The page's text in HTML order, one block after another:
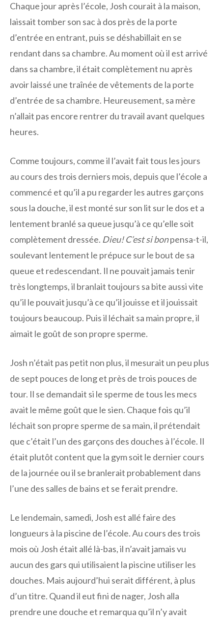
Chaque jour après l’école, Josh courait à la maison,
laissait tomber son sac à dos près de la porte
d’entrée en entrant, puis se déshabillait en se
rendant dans sa chambre. Au moment où il est arrivé
dans sa chambre, il était complètement nu après
avoir laissé une traînée de vêtements de la porte
d’entrée de sa chambre. Heureusement, sa mère
n’allait pas encore rentrer du travail avant quelques
heures.
Comme toujours, comme il l’avait fait tous les jours
au cours des trois derniers mois, depuis que l’école a
commencé et qu’il a pu regarder les autres garçons
sous la douche, il est monté sur son lit sur le dos et a
lentement branlé sa queue jusqu’à ce qu’elle soit
complètement dressée. Dieu! C’est si bonpensa-t-il,
soulevant lentement le prépuce sur le bout de sa
queue et redescendant. Il ne pouvait jamais tenir
très longtemps, il branlait toujours sa bite aussi vite
qu’il le pouvait jusqu’à ce qu’il jouisse et il jouissait
toujours beaucoup. Puis il léchait sa main propre, il
aimait le goût de son propre sperme.
Josh n’était pas petit non plus, il mesurait un peu plus
de sept pouces de long et près de trois pouces de
tour. Il se demandait si le sperme de tous les mecs
avait le même goût que le sien. Chaque fois qu’il
léchait son propre sperme de sa main, il prétendait
que c’était l’un des garçons des douches à l’école. Il
était plutôt content que la gym soit le dernier cours
de la journée ou il se branlerait probablement dans
l’une des salles de bains et se ferait prendre.
Le lendemain, samedi, Josh est allé faire des
longueurs à la piscine de l’école. Au cours des trois
mois où Josh était allé là-bas, il n’avait jamais vu
aucun des gars qui utilisaient la piscine utiliser les
douches. Mais aujourd’hui serait différent, à plus
d’un titre. Quand il eut fini de nager, Josh alla
prendre une douche et remarqua qu’il n’y avait